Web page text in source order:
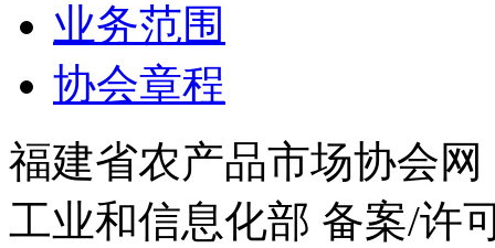
业务范围
协会章程
福建省农产品市场协会网
工业和信息化部 备案/许